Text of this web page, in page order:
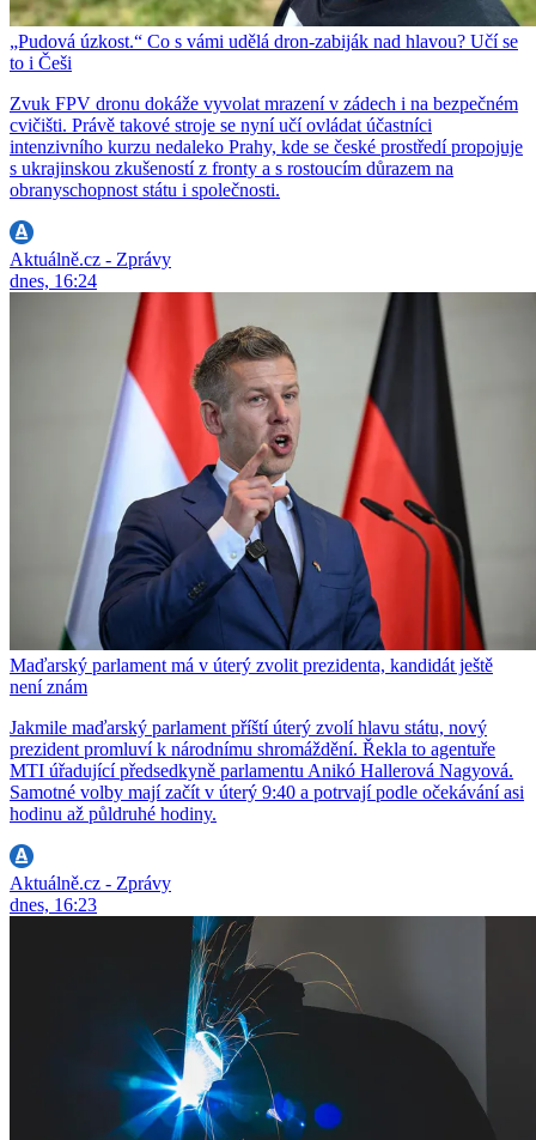
„Pudová úzkost.“ Co s vámi udělá dron-zabiják nad hlavou? Učí se
to i Češi
Zvuk FPV dronu dokáže vyvolat mrazení v zádech i na bezpečném
cvičišti. Právě takové stroje se nyní učí ovládat účastníci
intenzivního kurzu nedaleko Prahy, kde se české prostředí propojuje
s ukrajinskou zkušeností z fronty a s rostoucím důrazem na
obranyschopnost státu i společnosti.
Aktuálně.cz - Zprávy
dnes, 16:24
Maďarský parlament má v úterý zvolit prezidenta, kandidát ještě
není znám
Jakmile maďarský parlament příští úterý zvolí hlavu státu, nový
prezident promluví k národnímu shromáždění. Řekla to agentuře
MTI úřadující předsedkyně parlamentu Anikó Hallerová Nagyová.
Samotné volby mají začít v úterý 9:40 a potrvají podle očekávání asi
hodinu až půldruhé hodiny.
Aktuálně.cz - Zprávy
dnes, 16:23